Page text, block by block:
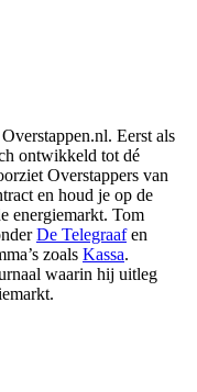
Eerst als
ontwikkeld tot dé
Overstappers van
en houd je op de
energiemarkt. Tom
De Telegraafen
zoals Kassa.
waarin hij uitleg